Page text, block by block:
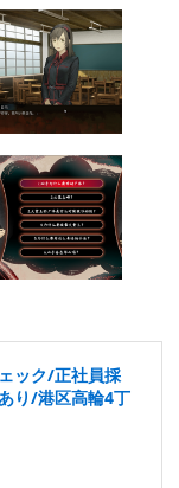
ック/正社員採
り/港区高輪4丁